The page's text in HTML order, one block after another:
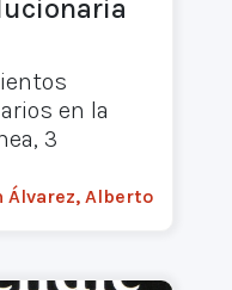
en la
3
Álvarez, Alberto